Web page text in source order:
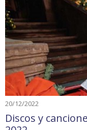
20/12/2022
Discos y